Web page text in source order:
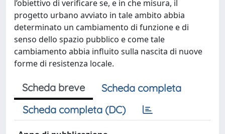
l’obiettivo di verificare se, e in che misura, il
progetto urbano avviato in tale ambito abbia
determinato un cambiamento di funzione e di
senso dello spazio pubblico e come tale
cambiamento abbia influito sulla nascita di nuove
forme di resistenza locale.
Scheda breve
Scheda completa
Scheda completa (DC)